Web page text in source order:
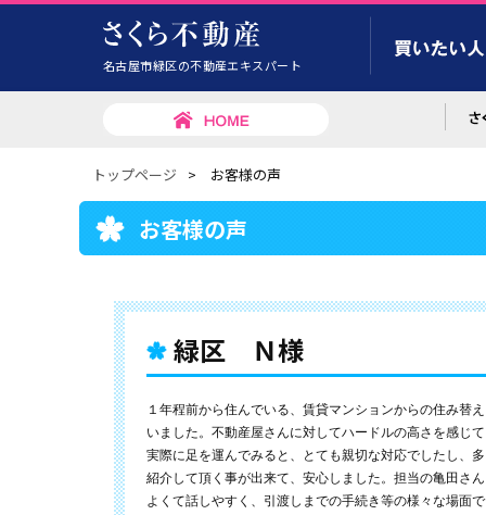
名古屋市緑区の不動産エキスパート
トップページ > お客様の声
お客様の声
緑区 Ｎ様
１年程前から住んでいる、賃貸マンションからの住み替
いました。不動産屋さんに対してハードルの高さを感じ
実際に足を運んでみると、とても親切な対応でしたし、
紹介して頂く事が出来て、安心しました。担当の亀田さ
よくて話しやすく、引渡しまでの手続き等の様々な場面